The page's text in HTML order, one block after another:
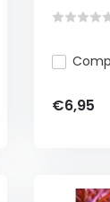
€6,95